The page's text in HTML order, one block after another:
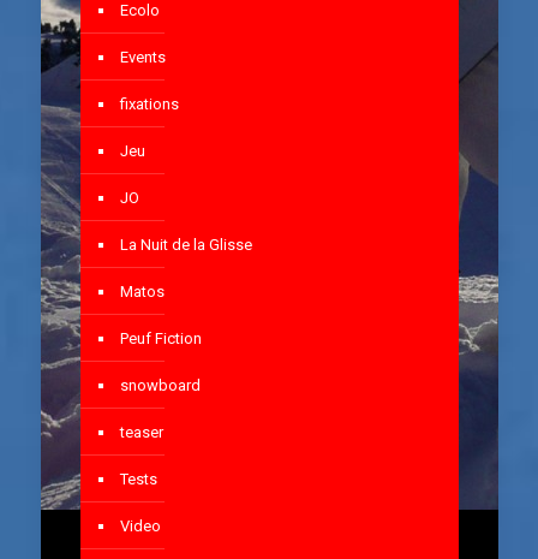
Ecolo
Events
fixations
Jeu
JO
La Nuit de la Glisse
Matos
Peuf Fiction
snowboard
teaser
Tests
Video